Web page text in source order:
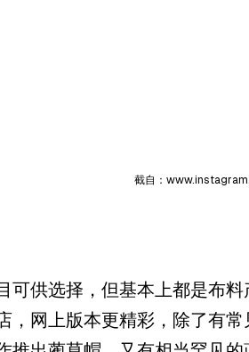
截自：
可供选择，但基本上都是布
，网上版本更精彩，除了有